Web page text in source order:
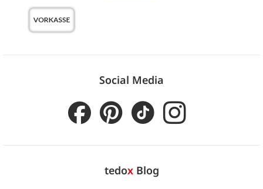
Social Media
tedoxBlog